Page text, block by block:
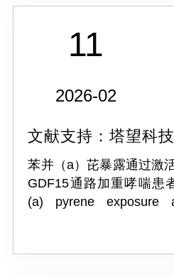
11
2026-02
文献支持：塔望科
系统 WBP
苯并（a）芘暴露通过激
GDF15通路加重哮喘患
(a) pyrene exposure